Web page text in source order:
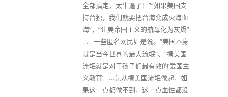
全部搞定，太牛逼了！”“如果美国支
持台独，我们就要把台海变成火海血
海”，“让美帝国主义的航母化为灰烬”
……一些匿名网民如是说。“美国本身
就是当今世界的最大流氓”、“揍美国
流氓就是对于孩子们最有效的‘爱国主
义教育’……先从揍美国流氓做起，如
果这一点都做不到，这一点血性都没